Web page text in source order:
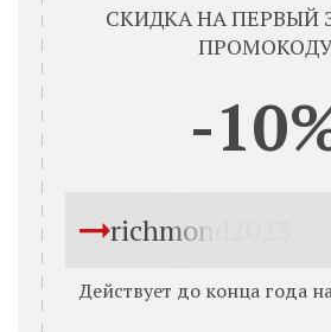
СКИДКА НА ПЕРВЫЙ
-
richmond2023
Действует до конца года